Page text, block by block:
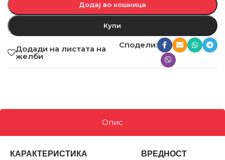
Додај во кошница
Купи
Додади на листата на
желби
Сподели:
Опис
КАРАКТЕРИСТИКА ВРЕДНОСТ